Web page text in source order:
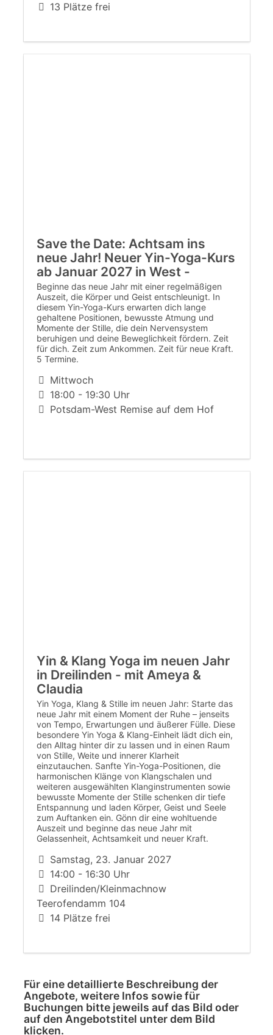
13 Plätze frei
Save the Date: Achtsam ins
neue Jahr! Neuer Yin-Yoga-Kurs
ab Januar 2027 in West -
Beginne das neue Jahr mit einer regelmäßigen
Auszeit, die Körper und Geist entschleunigt. In
diesem Yin-Yoga-Kurs erwarten dich lange
gehaltene Positionen, bewusste Atmung und
Momente der Stille, die dein Nervensystem
beruhigen und deine Beweglichkeit fördern. Zeit
für dich. Zeit zum Ankommen. Zeit für neue Kraft.
5 Termine.
Mittwoch
18:00 - 19:30 Uhr
Potsdam-West Remise auf dem Hof
Yin & Klang Yoga im neuen Jahr
in Dreilinden - mit Ameya &
Claudia
Yin Yoga, Klang & Stille im neuen Jahr: Starte das
neue Jahr mit einem Moment der Ruhe – jenseits
von Tempo, Erwartungen und äußerer Fülle. Diese
besondere Yin Yoga & Klang-Einheit lädt dich ein,
den Alltag hinter dir zu lassen und in einen Raum
von Stille, Weite und innerer Klarheit
einzutauchen. Sanfte Yin-Yoga-Positionen, die
harmonischen Klänge von Klangschalen und
weiteren ausgewählten Klanginstrumenten sowie
bewusste Momente der Stille schenken dir tiefe
Entspannung und laden Körper, Geist und Seele
zum Auftanken ein. Gönn dir eine wohltuende
Auszeit und beginne das neue Jahr mit
Gelassenheit, Achtsamkeit und neuer Kraft.
Samstag, 23. Januar 2027
14:00 - 16:30 Uhr
Dreilinden/Kleinmachnow
Teerofendamm 104
14 Plätze frei
Für eine detaillierte Beschreibung der
Angebote, weitere Infos sowie für
Buchungen bitte jeweils auf das Bild oder
auf den Angebotstitel unter dem Bild
klicken.